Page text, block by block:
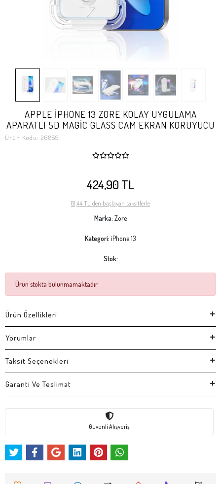
APPLE İPHONE 13 ZORE KOLAY UYGULAMA
APARATLI 5D MAGİC GLASS CAM EKRAN KORUYUCU
Ürün Kodu: 26889
424,90 TL
81,44 TL 'den başlayan taksitlerle
Marka: Zore
Kategori: iPhone 13
Stok:
Ürün stokta bulunmamaktadır.
Ürün Özellikleri
Yorumlar
Taksit Seçenekleri
Garanti Ve Teslimat
Güvenli Alışveriş